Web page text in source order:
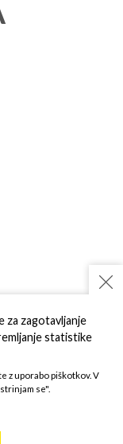
za zagotavljanje
statistike
z uporabo piškotkov. V
se".